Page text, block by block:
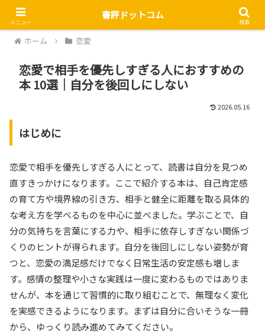
ホーム 恋愛
恋愛で相手を優先しすぎる人におすすめの
本 10選｜自分を後回しにしない
2026.05.16
はじめに
恋愛で相手を優先しすぎる人にとって、読書は自分を見つめ
直すきっかけになります。ここで紹介する本は、自己肯定感
の育て方や境界線の引き方、相手と健全に距離を取る具体的
な考え方を学べるものを中心に並べました。学ぶことで、自
分の気持ちを言葉にする力や、相手に依存しすぎない関係づ
くりのヒントが得られます。自分を後回しにしない姿勢が育
つと、恋愛の満足感だけでなく日常生活の安定感も増しま
す。感情の整理や小さな実践は一度に変わるものではありま
せんが、本を通じて習慣的に取り組むことで、無理なく変化
を実感できるようになります。まずは自分に合いそうな一冊
から、ゆっくり読み進めてみてください。
メニュー
書評ドットコム
検索